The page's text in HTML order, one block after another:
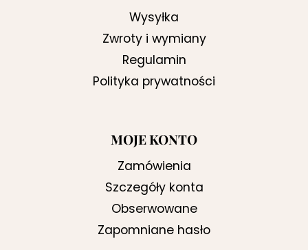
Wysyłka
Zwroty i wymiany
Regulamin
Polityka prywatności
MOJE KONTO
Zamówienia
Szczegóły konta
Obserwowane
Zapomniane hasło